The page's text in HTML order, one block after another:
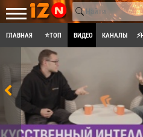
ГЛАВНАЯ ⭐ТОП ВИДЕО КАНАЛЫ